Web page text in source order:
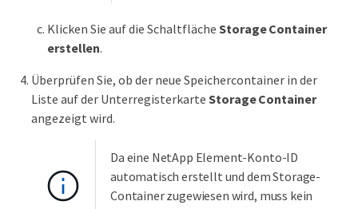
Klicken Sie auf die Schaltfläche Storage Container
erstellen.
Überprüfen Sie, ob der neue Speichercontainer in der
Liste auf der Unterregisterkarte Storage Container
angezeigt wird.
Da eine NetApp Element-Konto-ID
automatisch erstellt und dem Storage-
Container zugewiesen wird, muss kein